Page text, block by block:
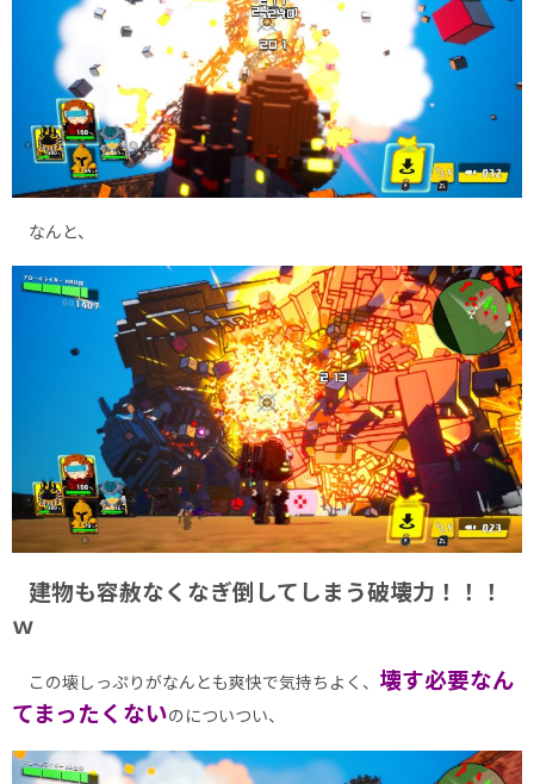
なんと、
建物も容赦なくなぎ倒してしまう破壊力！！！
ｗ
この壊しっぷりがなんとも爽快で気持ちよく、 壊す必要なん
てまったくないのについつい、